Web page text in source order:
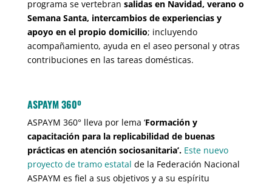
programa se vertebran salidas en Navidad, verano o
Semana Santa, intercambios de experiencias y
apoyo en el propio domicilio; incluyendo
acompañamiento, ayuda en el aseo personal y otras
contribuciones en las tareas domésticas.
ASPAYM 360º
ASPAYM 360° lleva por lema ‘Formación y
capacitación para la replicabilidad de buenas
prácticas en atención sociosanitaria’. Este nuevo
proyecto de tramo estatal de la Federación Nacional
ASPAYM es fiel a sus objetivos y a su espíritu